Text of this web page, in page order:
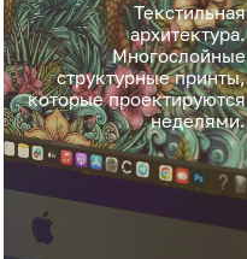
Текстильная
архитектура.
Многослойные
структурные принты,
которые проектируются
неделями.